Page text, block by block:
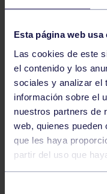
Esta página web usa
Las cookies de este
el contenido y los
sociales y analizar el
información sobre el
nuestros partners de
web, quienes pueden
que les haya
partir del uso que
Tenis 05 Ago